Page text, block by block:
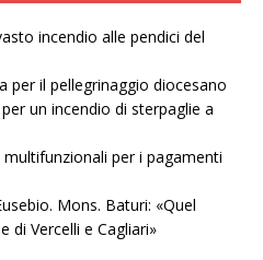
incendio alle pendici del
per il pellegrinaggio diocesano
un incendio di sterpaglie a
per i pagamenti
Mons. Baturi: «Quel
di Vercelli e Cagliari»